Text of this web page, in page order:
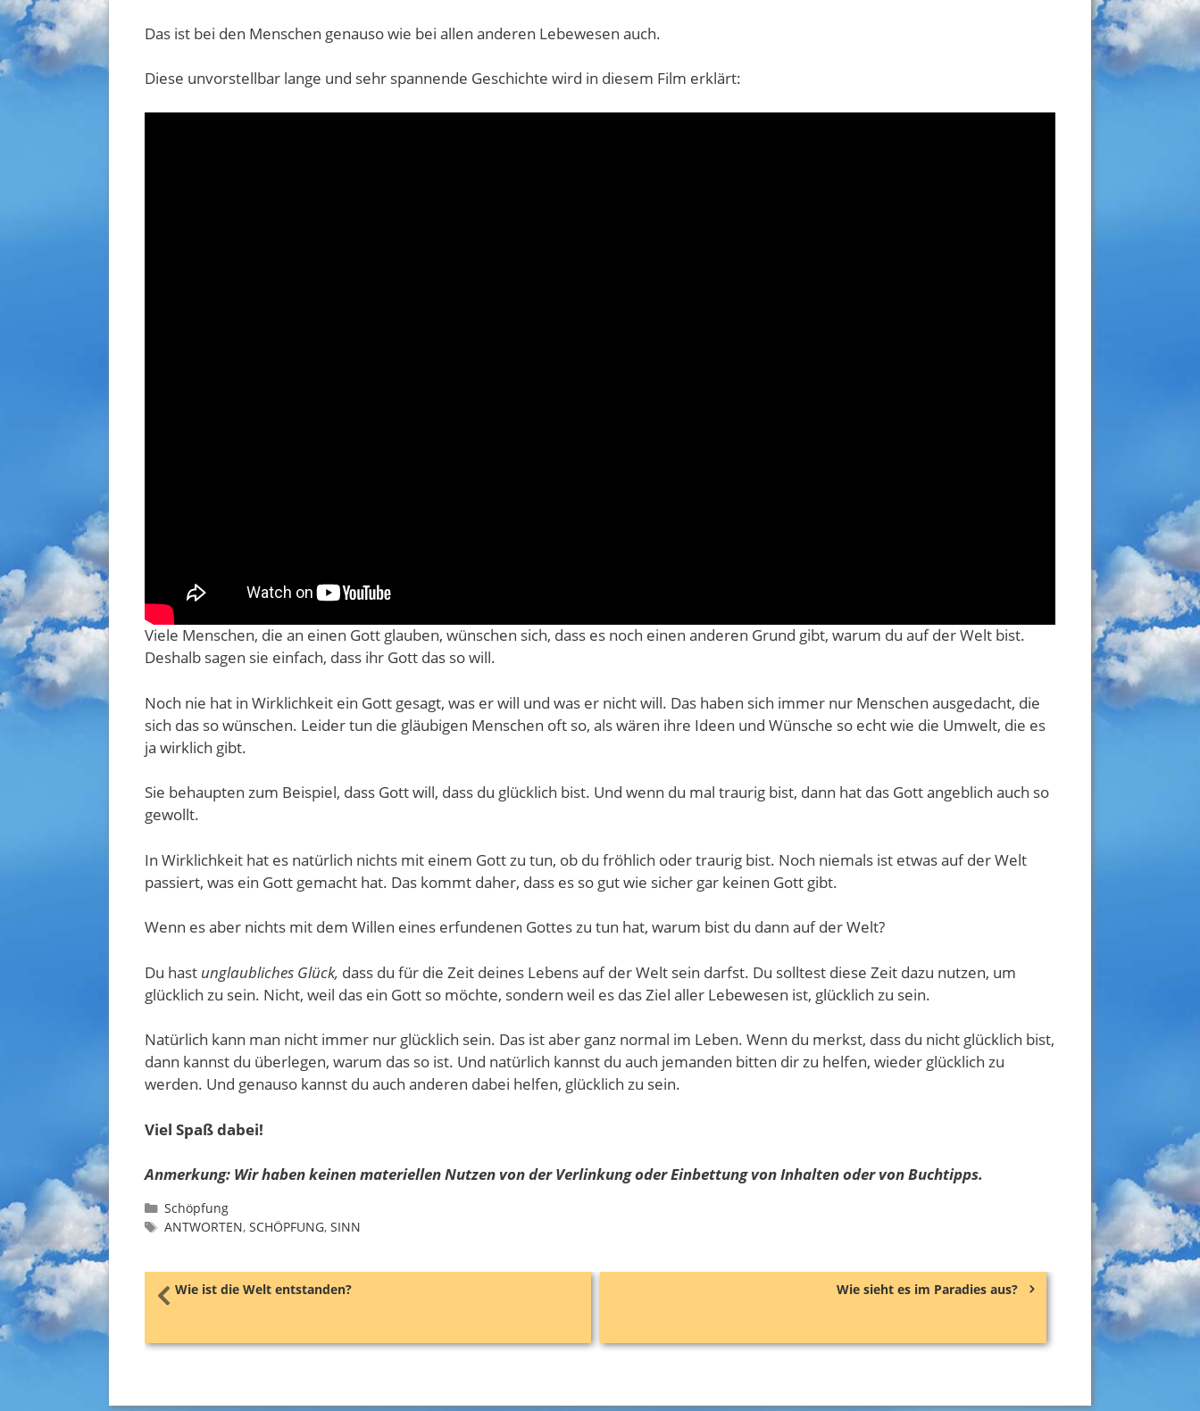
Das ist bei den Menschen genauso wie bei allen anderen Lebewesen auch.
Diese unvorstellbar lange und sehr spannende Geschichte wird in diesem Film erklärt:
Viele Menschen, die an einen Gott glauben, wünschen sich, dass es noch einen anderen Grund gibt, warum du auf der Welt bist.
Deshalb sagen sie einfach, dass ihr Gott das so will.
Noch nie hat in Wirklichkeit ein Gott gesagt, was er will und was er nicht will. Das haben sich immer nur Menschen ausgedacht, die
sich das so wünschen. Leider tun die gläubigen Menschen oft so, als wären ihre Ideen und Wünsche so echt wie die Umwelt, die es
ja wirklich gibt.
Sie behaupten zum Beispiel, dass Gott will, dass du glücklich bist. Und wenn du mal traurig bist, dann hat das Gott angeblich auch so
gewollt.
In Wirklichkeit hat es natürlich nichts mit einem Gott zu tun, ob du fröhlich oder traurig bist. Noch niemals ist etwas auf der Welt
passiert, was ein Gott gemacht hat. Das kommt daher, dass es so gut wie sicher gar keinen Gott gibt.
Wenn es aber nichts mit dem Willen eines erfundenen Gottes zu tun hat, warum bist du dann auf der Welt?
Du hast unglaubliches Glück, dass du für die Zeit deines Lebens auf der Welt sein darfst. Du solltest diese Zeit dazu nutzen, um
glücklich zu sein. Nicht, weil das ein Gott so möchte, sondern weil es das Ziel aller Lebewesen ist, glücklich zu sein.
Natürlich kann man nicht immer nur glücklich sein. Das ist aber ganz normal im Leben. Wenn du merkst, dass du nicht glücklich bist,
dann kannst du überlegen, warum das so ist. Und natürlich kannst du auch jemanden bitten dir zu helfen, wieder glücklich zu
werden. Und genauso kannst du auch anderen dabei helfen, glücklich zu sein.
Viel Spaß dabei!
Anmerkung: Wir haben keinen materiellen Nutzen von der Verlinkung oder Einbettung von Inhalten oder von Buchtipps.
Kategorien
Schöpfung
SCHLAGWÖRTER
ANTWORTEN, SCHÖPFUNG, SINN
Wie ist die Welt entstanden? Wie sieht es im Paradies aus?